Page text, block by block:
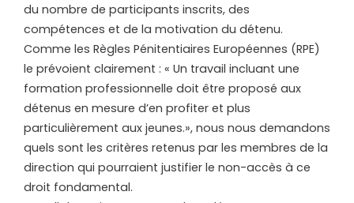
du nombre de participants inscrits, des
compétences et de la motivation du détenu.
Comme les Règles Pénitentiaires Européennes (RPE)
le prévoient clairement : « Un travail incluant une
formation professionnelle doit être proposé aux
détenus en mesure d’en profiter et plus
particulièrement aux jeunes.», nous nous demandons
quels sont les critères retenus par les membres de la
direction qui pourraient justifier le non-accès à ce
droit fondamental.